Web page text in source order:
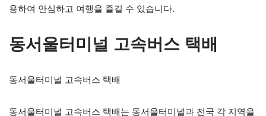
용하여 안심하고 여행을 즐길 수 있습니다.
동서울터미널 고속버스 택배
동서울터미널 고속버스 택배
동서울터미널 고속버스 택배는 동서울터미널과 전국 각 지역을